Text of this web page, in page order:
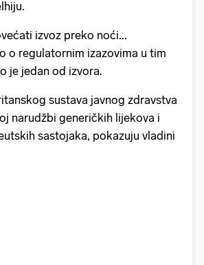
izvoz preko noći...
o regulatornim izazovima u tim
je jedan od izvora.
sustava javnog zdravstva
narudžbi generičkih lijekova i
sastojaka, pokazuju vladini